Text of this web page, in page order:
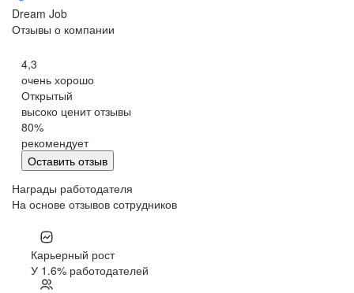
Dream Job
Отзывы о компании
4,3
очень хорошо
Открытый
высоко ценит отзывы
80%
рекомендует
Оставить отзыв
Награды работодателя
На основе отзывов сотрудников
Карьерный рост
У 1.6% работодателей